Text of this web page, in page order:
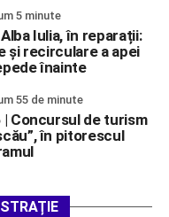
5 minute
Iulia, în reparații:
și recirculare a apei
înainte
55 de minute
Concursul de turism
în pitorescul